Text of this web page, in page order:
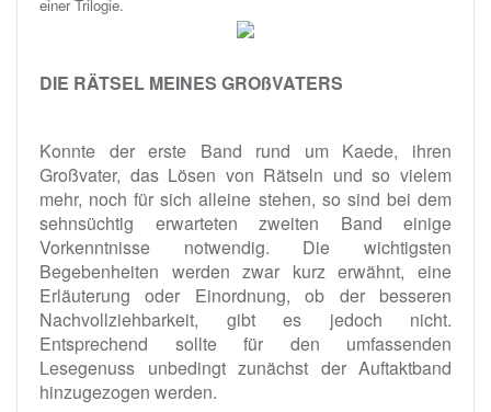
einer Trilogie.
DIE RÄTSEL MEINES GROßVATERS
Konnte der erste Band rund um Kaede, ihren
Großvater, das Lösen von Rätseln und so vielem
mehr, noch für sich alleine stehen, so sind bei dem
sehnsüchtig erwarteten zweiten Band einige
Vorkenntnisse notwendig. Die wichtigsten
Begebenheiten werden zwar kurz erwähnt, eine
Erläuterung oder Einordnung, ob der besseren
Nachvollziehbarkeit, gibt es jedoch nicht.
Entsprechend sollte für den umfassenden
Lesegenuss unbedingt zunächst der Auftaktband
hinzugezogen werden.